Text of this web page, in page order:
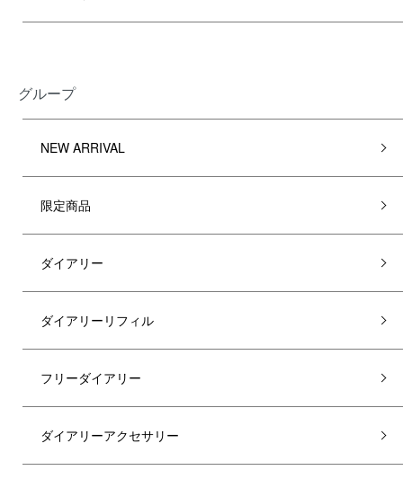
グループ
NEW ARRIVAL
限定商品
ダイアリー
ダイアリーリフィル
フリーダイアリー
ダイアリーアクセサリー